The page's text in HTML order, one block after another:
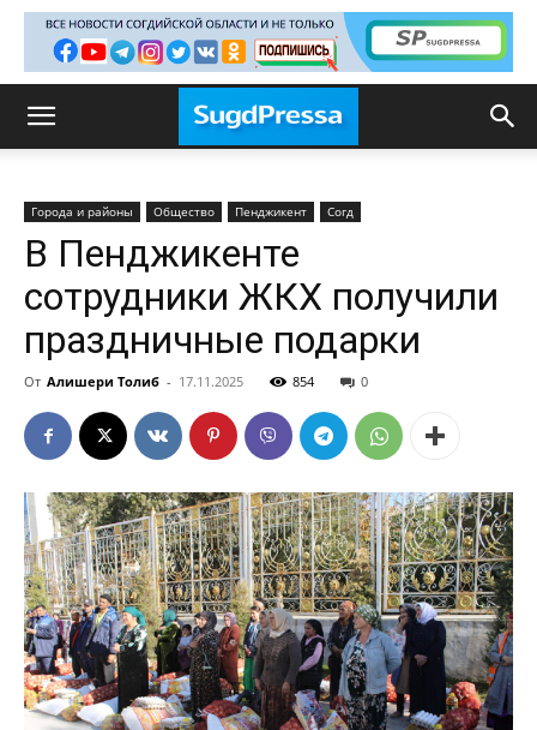
Города и районы Общество Пенджикент Согд
В Пенджикенте
сотрудники ЖКХ получили
праздничные подарки
От Алишери Толиб - 17.11.2025 854 0